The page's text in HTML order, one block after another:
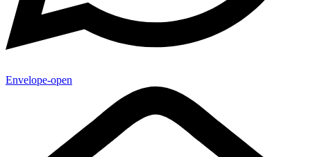
Envelope-open